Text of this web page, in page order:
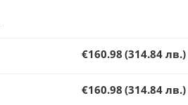
€160.98 (314.84 лв.)
€160.98 (314.84 лв.)